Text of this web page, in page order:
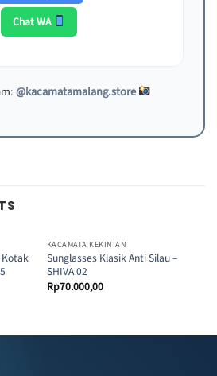
Chat WA
@kacamatamalang.store
KACAMATA KEKINIAN
Sunglasses Klasik Anti Silau –
SHIVA 02
Rp70.000,00